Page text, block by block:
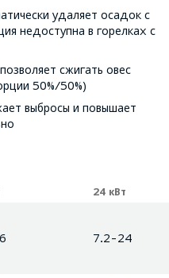
удаляет осадок с
недоступна в горелках с
сжигать овес
50%/50%)
выбросы и повышает
24 кВт
7.2-24